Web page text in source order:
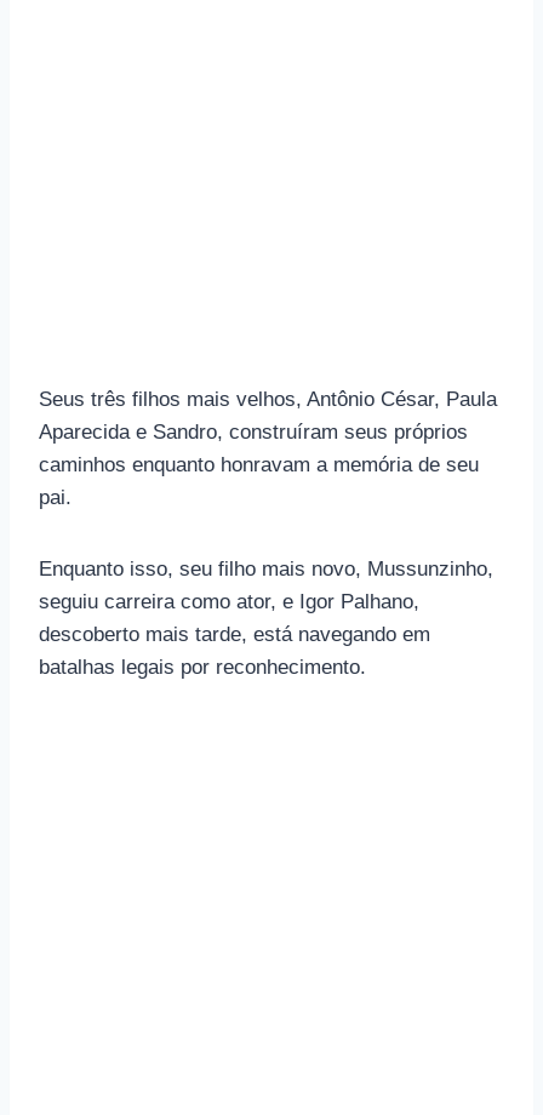
Seus três filhos mais velhos, Antônio César, Paula
Aparecida e Sandro, construíram seus próprios
caminhos enquanto honravam a memória de seu
pai.
Enquanto isso, seu filho mais novo, Mussunzinho,
seguiu carreira como ator, e Igor Palhano,
descoberto mais tarde, está navegando em
batalhas legais por reconhecimento.